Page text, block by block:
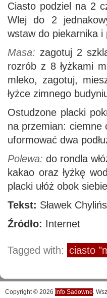
Ciasto podziel na 2
Wlej do 2
wstaw do piekarnika
Masa: zagotuj 2
rozrób z 8 łyżkami
mleko, zagotuj,
łyżce zimnego
Ostudzone placki
na przemian: ciemne
uformować dwa
Polewa: do rondla
kakao oraz łyżkę
placki ułóż obok
Tekst: Sławek
Źródło: Internet
Tagged with: ciasto
Copyright © 2026 Info Sadowne.